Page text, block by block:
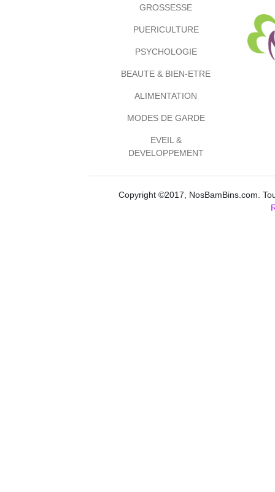
GROSSESSE
PUERICULTURE
PSYCHOLOGIE
BEAUTE & BIEN-ETRE
ALIMENTATION
MODES DE GARDE
EVEIL &
DEVELOPPEMENT
Copyright ©2017, NosBamBins.com.